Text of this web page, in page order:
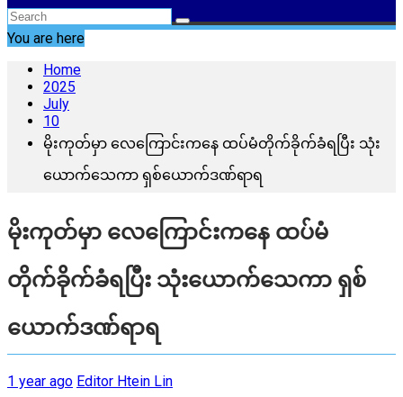
You are here
Home
2025
July
10
မိုးကုတ်မှာ လေကြောင်းကနေ ထပ်မံတိုက်ခိုက်ခံရပြီး သုံး
ယောက်သေကာ ရှစ်ယောက်ဒဏ်ရာရ
မိုးကုတ်မှာ လေကြောင်းကနေ ထပ်မံ
တိုက်ခိုက်ခံရပြီး သုံးယောက်သေကာ ရှစ်
ယောက်ဒဏ်ရာရ
1 year ago Editor Htein Lin